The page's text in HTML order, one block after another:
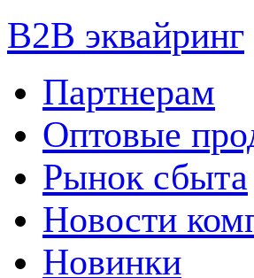
B2B эквайринг
Партнерам
Оптовые
Рынок сбыта
Новости
Новинки